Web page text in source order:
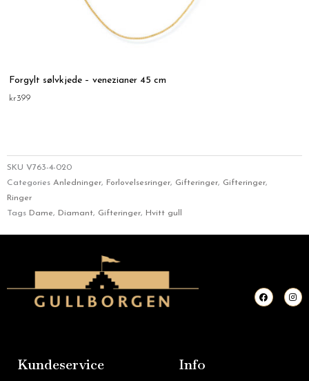
Forgylt sølvkjede – venezianer 45 cm
kr399
SKU V763-4-020
Categories Anledninger, Forlovelsesringer, Gifteringer, Gifteringer,
Ringer
Tags Dame, Diamant, Gifteringer, Hvitt gull
F
a
c
I
n
s
Kundeservice Info